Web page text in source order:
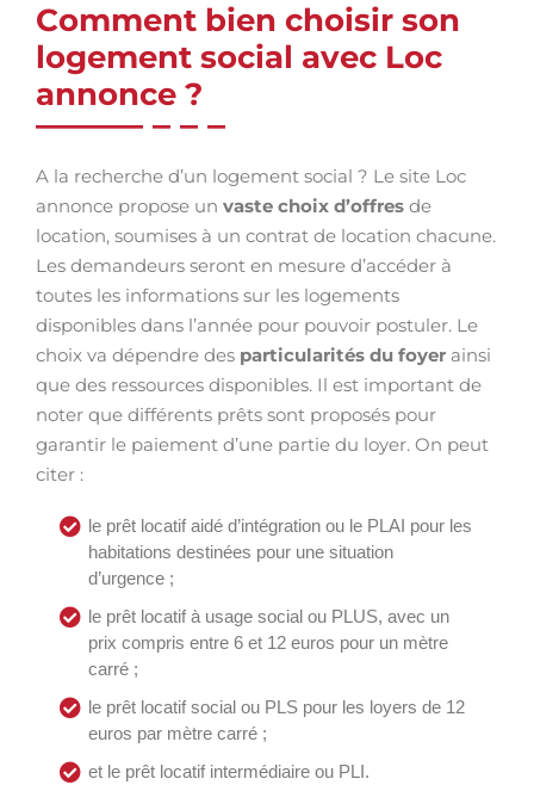
Comment bien choisir son
logement social avec Loc
annonce ?
A la recherche d’un logement social ? Le site Loc
annonce propose un vaste choix d’offres de
location, soumises à un contrat de location chacune.
Les demandeurs seront en mesure d’accéder à
toutes les informations sur les logements
disponibles dans l’année pour pouvoir postuler. Le
choix va dépendre des particularités du foyer ainsi
que des ressources disponibles. Il est important de
noter que différents prêts sont proposés pour
garantir le paiement d’une partie du loyer. On peut
citer :
le prêt locatif aidé d’intégration ou le PLAI pour les
habitations destinées pour une situation
d’urgence ;
le prêt locatif à usage social ou PLUS, avec un
prix compris entre 6 et 12 euros pour un mètre
carré ;
le prêt locatif social ou PLS pour les loyers de 12
euros par mètre carré ;
et le prêt locatif intermédiaire ou PLI.